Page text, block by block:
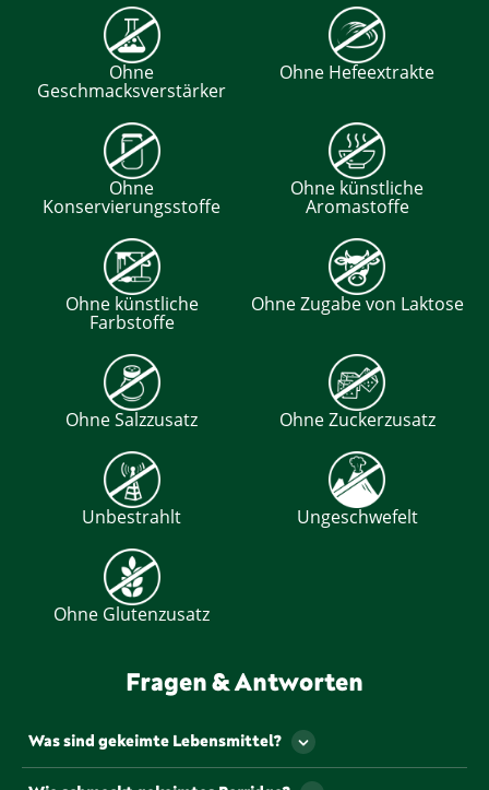
Ohne
Geschmacksverstärker
Ohne Hefeextrakte
Ohne
Konservierungsstoffe
Ohne künstliche
Aromastoffe
Ohne künstliche
Farbstoffe
Ohne Zugabe von Laktose
Ohne Salzzusatz Ohne Zuckerzusatz
Unbestrahlt Ungeschwefelt
Ohne Glutenzusatz
Fragen & Antworten
Was sind gekeimte Lebensmittel?
Gekeimte Lebensmittel entstehen, wenn Samen,